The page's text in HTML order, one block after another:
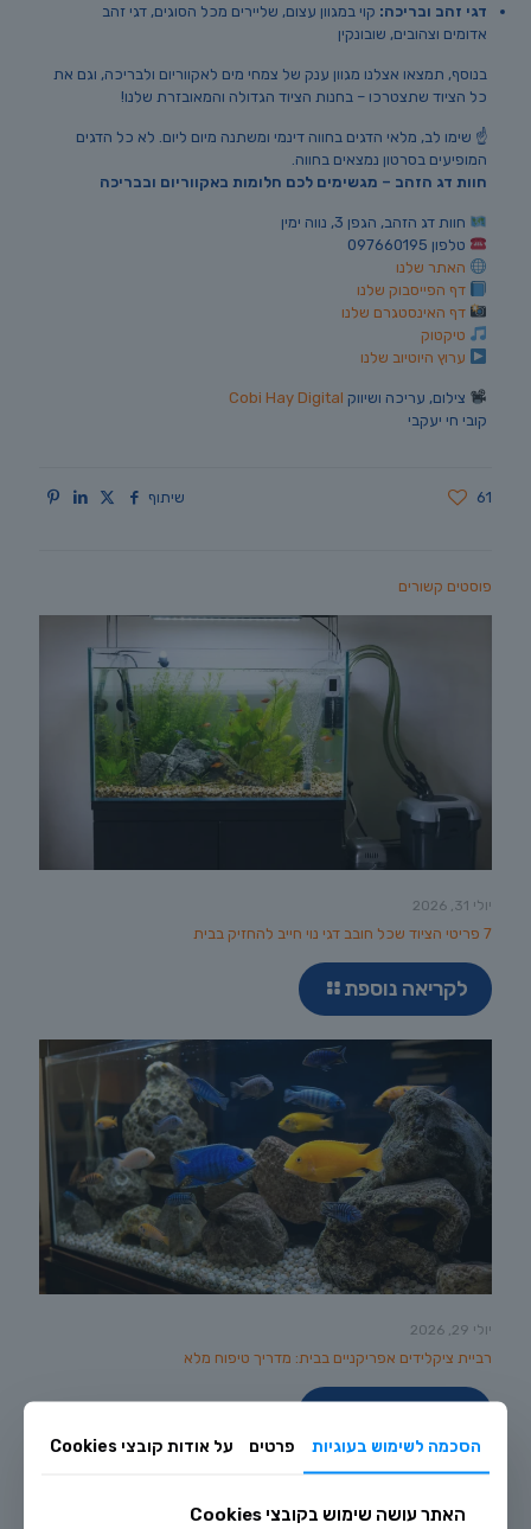
דגי זהב ובריכה: קוי במגוון עצום, שליירים מכל הסוגים, דגי זהב
אדומים וצהובים, שובונקין
בנוסף, תמצאו אצלנו מגוון ענק של צמחי מים לאקווריום ולבריכה, וגם את
כל הציוד שתצטרכו – בחנות הציוד הגדולה והמאובזרת שלנו!
☝️ שימו לב, מלאי הדגים בחווה דינמי ומשתנה מיום ליום. לא כל הדגים
המופיעים בסרטון נמצאים בחווה.
חוות דג הזהב – מגשימים לכם חלומות באקווריום ובבריכה
חוות דג הזהב, הגפן 3, נווה ימין
טלפון 097660195
האתר שלנו
דף הפייסבוק שלנו
דף האינסטגרם שלנו
טיקטוק
ערוץ היוטיוב שלנו
צילום, עריכה ושיווק Cobi Hay Digital
קובי חי יעקבי
שיתוף 61
פוסטים קשורים
יולי 31, 2026
7 פריטי הציוד שכל חובב דגי נוי חייב להחזיק בבית
לקריאה נוספת
יולי 29, 2026
רביית ציקלידים אפריקניים בבית: מדריך טיפוח מלא
הסכמה לשימוש בעוגיות פרטים על אודות קובצי Cookies
האתר עושה שימוש בקובצי Cookies